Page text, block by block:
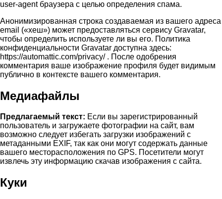
user-agent браузера с целью определения спама.
Анонимизированная строка создаваемая из вашего адреса
email («хеш») может предоставляться сервису Gravatar,
чтобы определить используете ли вы его. Политика
конфиденциальности Gravatar доступна здесь:
https://automattic.com/privacy/ . После одобрения
комментария ваше изображение профиля будет видимым
публично в контексте вашего комментария.
Медиафайлы
Предлагаемый текст: Если вы зарегистрированный
пользователь и загружаете фотографии на сайт, вам
возможно следует избегать загрузки изображений с
метаданными EXIF, так как они могут содержать данные
вашего месторасположения по GPS. Посетители могут
извлечь эту информацию скачав изображения с сайта.
Куки